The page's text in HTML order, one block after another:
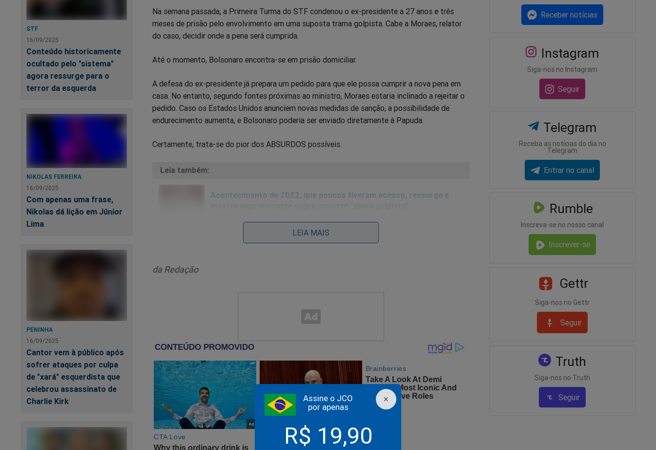
×
Assine o JCO
por apenas
R$ 19,90
STF
16/09/2025
Conteúdo historicamente
ocultado pelo "sistema"
agora ressurge para o
terror da esquerda
NIKOLAS FERREIRA
16/09/2025
Com apenas uma frase,
Nikolas dá lição em Júnior
Lima
PENINHA
16/09/2025
Cantor vem à público após
sofrer ataques por culpa
de "xará" esquerdista que
celebrou assassinato de
Charlie Kirk
Na semana passada, a Primeira Turma do STF condenou o ex-presidente a 27 anos e três
meses de prisão pelo envolvimento em uma suposta trama golpista. Cabe a Moraes, relator
do caso, decidir onde a pena será cumprida.
Até o momento, Bolsonaro encontra-se em prisão domiciliar.
A defesa do ex-presidente já prepara um pedido para que ele possa cumprir a nova pena em
casa. No entanto, segundo fontes próximas ao ministro, Moraes estaria inclinado a rejeitar o
pedido. Caso os Estados Unidos anunciem novas medidas de sanção, a possibilidade de
endurecimento aumenta, e Bolsonaro poderia ser enviado diretamente à Papuda.
Certamente, trata-se do pior dos ABSURDOS possíveis.
Acontecimento de 2022, que poucos tiveram acesso, ressurge e
Um novo livro acaba de ser lançado
“A Máquina Contra o Homem: Como o sistema
tentou destruir um presidente — e despertou uma nação”
da prisão de Bolsonaro, conteúdos inéditos sobre 2022 e traz à tona a esperança para um
futuro melhor. O "sistema" treme! Para ter esse documento histórico na palma da sua mão,
clique no link abaixo:
https://www.conteudoconservador.com.br/products/a-maquina-contra-o-homem-como-o-
sistema-tentou-destr...
LEIA MAIS
da Redação
Receber notícias
Instagram
Siga-nos no Instagram
Seguir
Telegram
Receba as notícias do dia no
Telegram
Entrar no canal
Rumble
Inscreva-se no nosso canal
Inscrever-se
Gettr
Siga-nos no Gettr
Seguir
Truth
Siga-nos no Truth
Seguir